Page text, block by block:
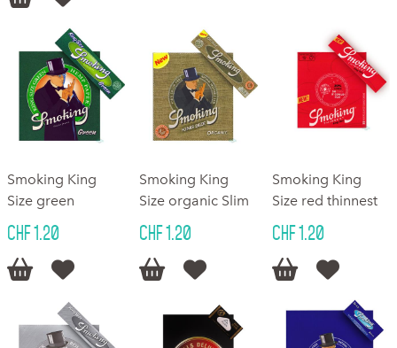
Smoking King
Size green
CHF 1.20
 
Smoking King
Size organic Slim
CHF 1.20
 
Smoking King
Size red thinnest
CHF 1.20
 